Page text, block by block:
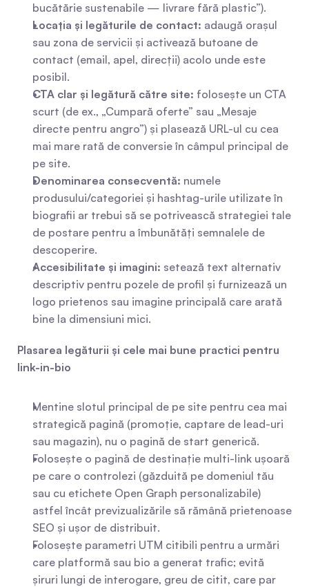
bucătărie sustenabile — livrare fără plastic”).
Locația și legăturile de contact: adaugă orașul
sau zona de servicii și activează butoane de
contact (email, apel, direcții) acolo unde este
posibil.
CTA clar și legătură către site: folosește un CTA
scurt (de ex., „Cumpară oferte” sau „Mesaje
directe pentru angro”) și plasează URL-ul cu cea
mai mare rată de conversie în câmpul principal de
pe site.
Denominarea consecventă: numele
produsului/categoriei și hashtag-urile utilizate în
biografii ar trebui să se potrivească strategiei tale
de postare pentru a îmbunătăți semnalele de
descoperire.
Accesibilitate și imagini: setează text alternativ
descriptiv pentru pozele de profil și furnizează un
logo prietenos sau imagine principală care arată
bine la dimensiuni mici.
Plasarea legăturii și cele mai bune practici pentru
link-in-bio
Mentine slotul principal de pe site pentru cea mai
strategică pagină (promoție, captare de lead-uri
sau magazin), nu o pagină de start generică.
Folosește o pagină de destinație multi-link ușoară
pe care o controlezi (găzduită pe domeniul tău
sau cu etichete Open Graph personalizabile)
astfel încât previzualizările să rămână prietenoase
SEO și ușor de distribuit.
Folosește parametri UTM citibili pentru a urmări
care platformă sau bio a generat trafic; evită
șiruri lungi de interogare, greu de citit, care par